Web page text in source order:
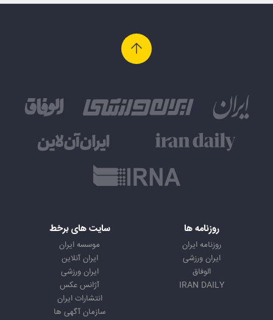
روزنامه ها
روزنامه ایران
ایران ورزشی
الوفاق
IRAN DAILY
سایت های برخط
موسسه ایران
ایران آنلاین
ایران ورزشی
آژانس عکس
انتشارات ایران
سازمان آگهی ها